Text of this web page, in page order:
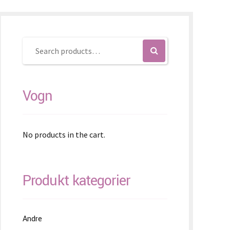
Vogn
No products in the cart.
Produkt kategorier
Andre